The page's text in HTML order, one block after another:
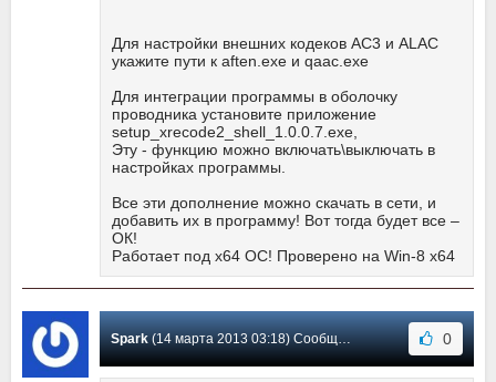
Для настройки внешних кодеков AC3 и ALAC
укажите пути к aften.exe и qaac.exe
Для интеграции программы в оболочку
проводника установите приложение
setup_xrecode2_shell_1.0.0.7.exe,
Эту - функцию можно включать\выключать в
настройках программы.
Все эти дополнение можно скачать в сети, и
добавить их в программу! Вот тогда будет все –
ОК!
Работает под х64 ОС! Проверено на Win-8 x64
Spark(14 марта 2013 03:18) Сообщение #47 0